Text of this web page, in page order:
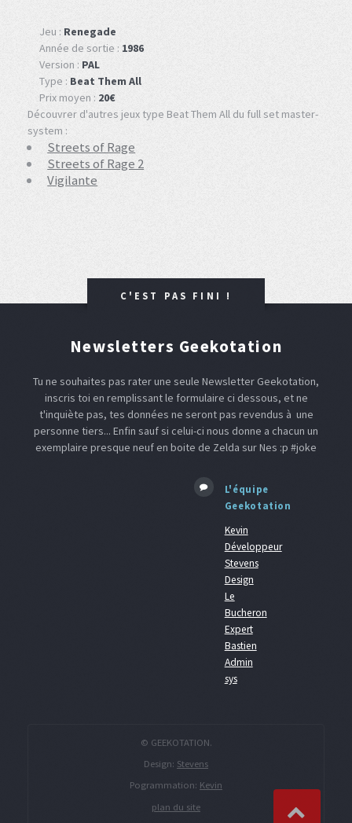
Jeu : Renegade
Année de sortie : 1986
Version : PAL
Type : Beat Them All
Prix moyen : 20€
Découvrer d'autres jeux type Beat Them All du full set master-
system :
Streets of Rage
Streets of Rage 2
Vigilante
C'EST PAS FINI !
Newsletters Geekotation
Tu ne souhaites pas rater une seule Newsletter Geekotation,
inscris toi en remplissant le formulaire ci dessous, et ne
t'inquiète pas, tes données ne seront pas revendus à une
personne tiers... Enfin sauf si celui-ci nous donne a chacun un
exemplaire presque neuf en boite de Zelda sur Nes :p #joke
L'équipe
Geekotation
Kevin
Développeur
Stevens
Design
Le
Bucheron
Expert
Bastien
Admin
sys
© GEEKOTATION.
Design: Stevens
Pogrammation: Kevin
plan du site